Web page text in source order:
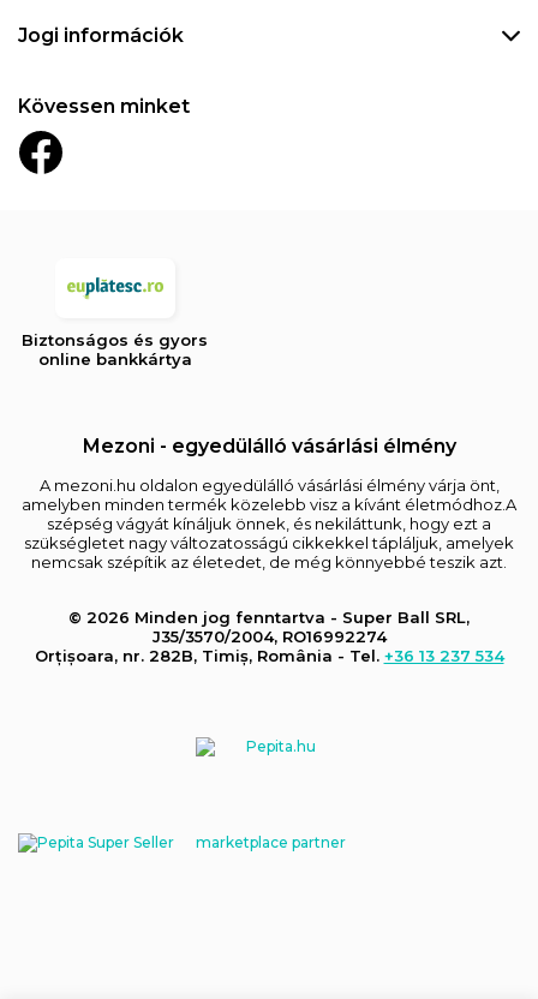
Jogi információk
Kövessen minket
Biztonságos és gyors
online bankkártya
Mezoni - egyedülálló vásárlási élmény
A mezoni.hu oldalon egyedülálló vásárlási élmény várja önt,
amelyben minden termék közelebb visz a kívánt életmódhoz.A
szépség vágyát kínáljuk önnek, és nekiláttunk, hogy ezt a
szükségletet nagy változatosságú cikkekkel tápláljuk, amelyek
nemcsak szépítik az életedet, de még könnyebbé teszik azt.
© 2026 Minden jog fenntartva - Super Ball SRL,
J35/3570/2004, RO16992274
Orțișoara, nr. 282B, Timiș, România - Tel. +36 13 237 534
marketplace partner